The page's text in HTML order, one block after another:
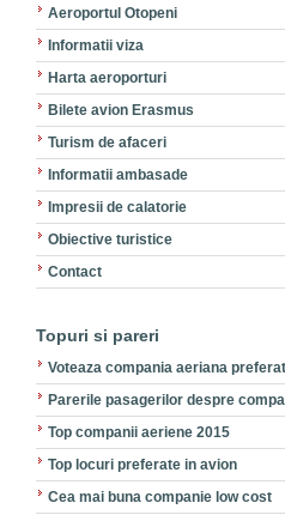
Aeroportul Otopeni
Informatii viza
Harta aeroporturi
Bilete avion Erasmus
Turism de afaceri
Informatii ambasade
Impresii de calatorie
Obiective turistice
Contact
Topuri si pareri
Voteaza compania aeriana
Parerile pasagerilor despre
Top companii aeriene 2015
Top locuri preferate in avion
Cea mai buna companie low cost